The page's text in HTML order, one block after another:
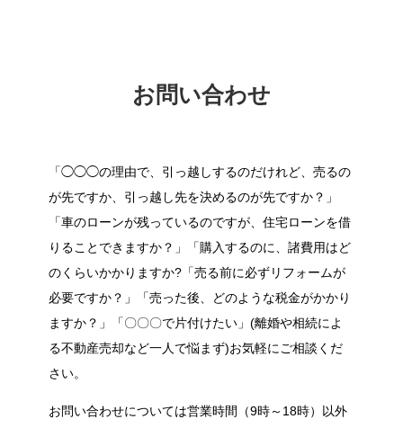
お問い合わせ
「◯◯◯の理由で、引っ越しするのだけれど、売るの
が先ですか、引っ越し先を決めるのが先ですか？」
「車のローンが残っているのですが、住宅ローンを借
りることできますか？」「購入するのに、諸費用はど
のくらいかかりますか?「売る前に必ずリフォームが
必要ですか？」「売った後、どのような税金がかかり
ますか？」「〇〇〇で片付けたい」(離婚や相続によ
る不動産売却など一人で悩まず)お気軽にご相談くだ
さい。
お問い合わせについては営業時間（9時～18時）以外